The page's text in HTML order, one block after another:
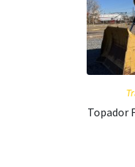
Topador